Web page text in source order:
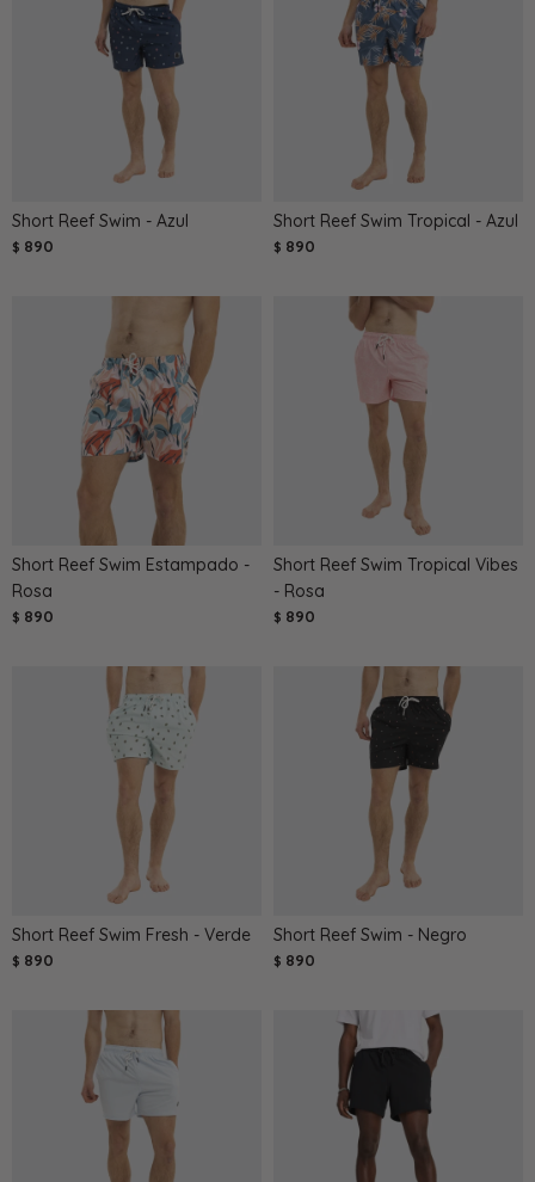
Short Reef Swim - Azul
$ 890
Short Reef Swim Tropical - Azul
$ 890
Short Reef Swim Estampado -
Rosa
$ 890
Short Reef Swim Tropical Vibes
- Rosa
$ 890
Short Reef Swim Fresh - Verde
$ 890
Short Reef Swim - Negro
$ 890